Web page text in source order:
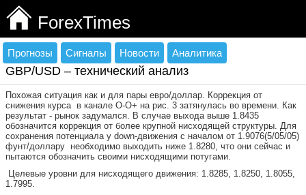
ForexTimes
Прогнозы Сигналы Новости Аналитика
GBP/USD – технический анализ
Похожая ситуация как и для пары евро/доллар. Коррекция от
снижения курса в канале O-O+ на рис. 3 затянулась во времени. Как
результат - рынок задумался. В случае выхода выше 1.8435
обозначится коррекция от более крупной нисходящей структуры. Для
сохранения потенциала у down-движения с началом от 1.9076(5/05/05)
фунт/доллару необходимо выходить ниже 1.8280, что они сейчас и
пытаются обозначить своими нисходящими потугами.
Целевые уровни для нисходящего движения: 1.8285, 1.8250, 1.8055,
1.7995.